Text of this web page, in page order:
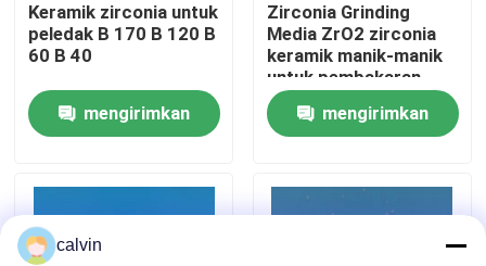
Quote request suatu
Media Peledakan Keramik
Peledakan Manik Keramik
Abrasif Peledakan Keramik
Keramik zirconia untuk
peledak B 170 B 120 B
60 B 40
mengirimkan
Zirconia Grinding
Media ZrO2 zirconia
keramik manik-manik
untuk pembakaran
pasir pemasok
mengirimkan
calvin